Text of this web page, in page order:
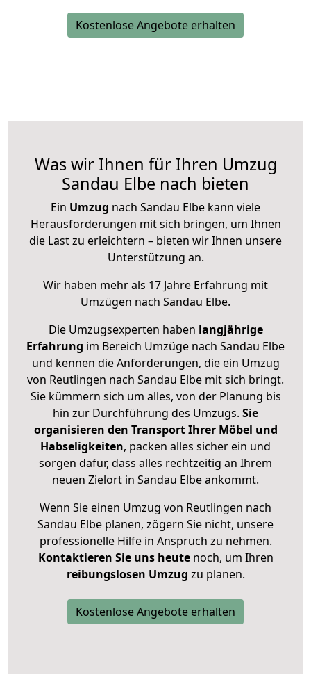
Kostenlose Angebote erhalten
Was wir Ihnen für Ihren Umzug
Sandau Elbe nach bieten
Ein Umzug nach Sandau Elbe kann viele
Herausforderungen mit sich bringen, um Ihnen
die Last zu erleichtern – bieten wir Ihnen unsere
Unterstützung an.
Wir haben mehr als 17 Jahre Erfahrung mit
Umzügen nach Sandau Elbe.
Die Umzugsexperten haben langjährige
Erfahrung im Bereich Umzüge nach Sandau Elbe
und kennen die Anforderungen, die ein Umzug
von Reutlingen nach Sandau Elbe mit sich bringt.
Sie kümmern sich um alles, von der Planung bis
hin zur Durchführung des Umzugs. Sie
organisieren den Transport Ihrer Möbel und
Habseligkeiten, packen alles sicher ein und
sorgen dafür, dass alles rechtzeitig an Ihrem
neuen Zielort in Sandau Elbe ankommt.
Wenn Sie einen Umzug von Reutlingen nach
Sandau Elbe planen, zögern Sie nicht, unsere
professionelle Hilfe in Anspruch zu nehmen.
Kontaktieren Sie uns heutenoch, um Ihren
reibungslosen Umzug zu planen.
Kostenlose Angebote erhalten